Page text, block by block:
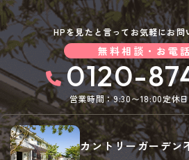
HPを見たと言ってお気軽にお問
無料相談・お電
0120-
営業時間：9:30〜18:00定休
カントリーガーデン